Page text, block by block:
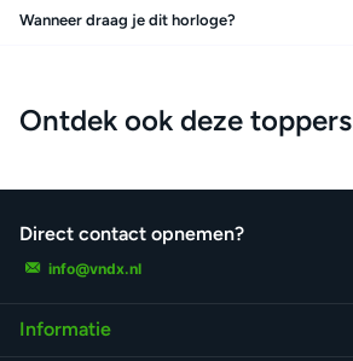
Wanneer draag je dit horloge?
Ontdek ook deze toppers
Direct contact opnemen?
info@vndx.nl
Informatie